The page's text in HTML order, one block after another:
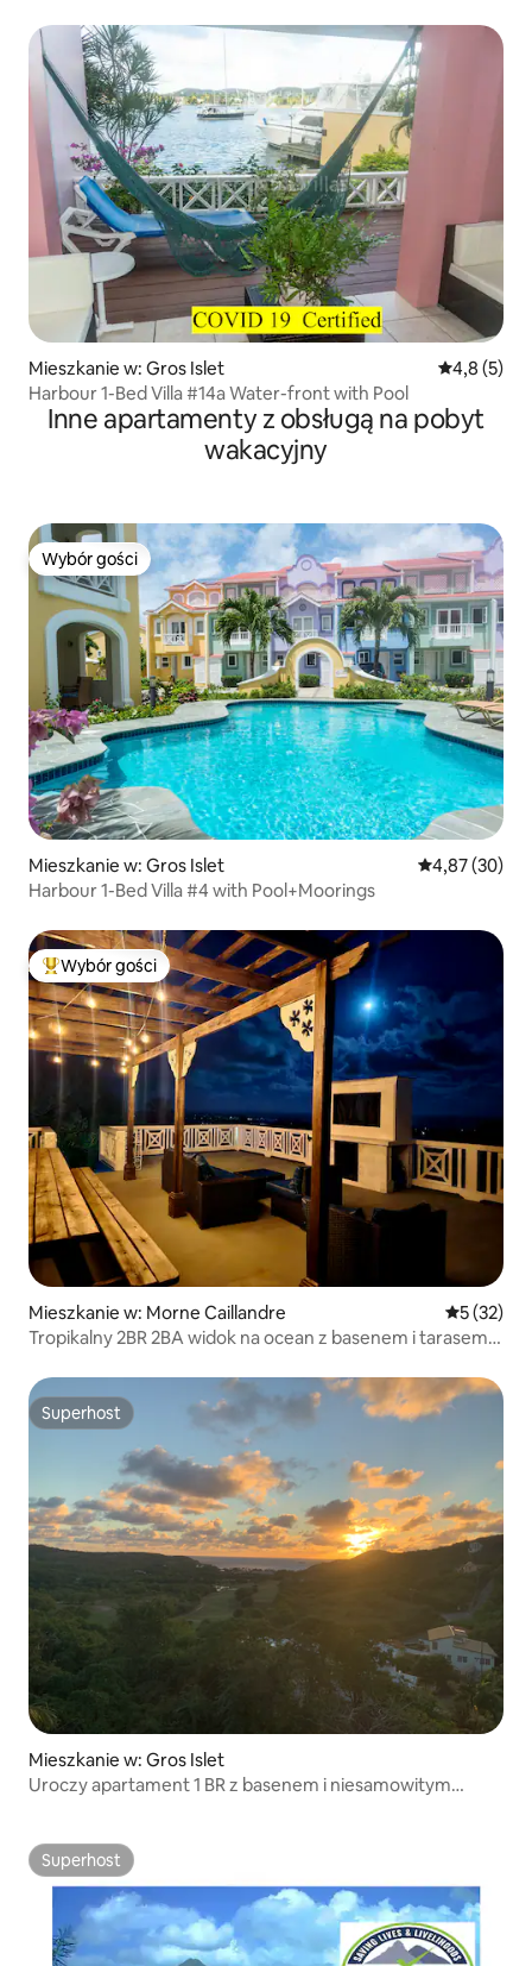
Mieszkanie w: Gros Islet Średnia
4,8 (5)
Harbour 1-Bed Villa #14a Water-front with Pool
Inne apartamenty z obsługą na pobyt
wakacyjny
Wybór gości
Wybór gości
Mieszkanie w: Gros Islet Średnia
4,87 (30)
Harbour 1-Bed Villa #4 with Pool+Moorings
Najpopularniejsze z kategorii Wybór gości
Wybór gości
Mieszkanie w: Morne Caillandre Średnia
5 (32)
Tropikalny 2BR 2BA widok na ocean z basenem i tarasem
Superhost
Superhost
Mieszkanie w: Gros Islet
Uroczy apartament 1 BR z basenem i niesamowitym
Superhost
Superhost